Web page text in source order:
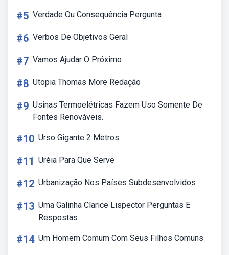
#5 Verdade Ou Consequência Pergunta
#6 Verbos De Objetivos Geral
#7 Vamos Ajudar O Próximo
#8 Utopia Thomas More Redação
#9 Usinas Termoelétricas Fazem Uso Somente De
Fontes Renováveis.
#10 Urso Gigante 2 Metros
#11 Uréia Para Que Serve
#12 Urbanização Nos Países Subdesenvolvidos
#13 Uma Galinha Clarice Lispector Perguntas E
Respostas
#14 Um Homem Comum Com Seus Filhos Comuns